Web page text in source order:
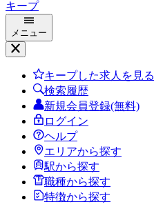
キープ
メニュー
キープした求人を見る
検索履歴
新規会員登録(無料)
ログイン
ヘルプ
エリアから探す
駅から探す
職種から探す
特徴から探す